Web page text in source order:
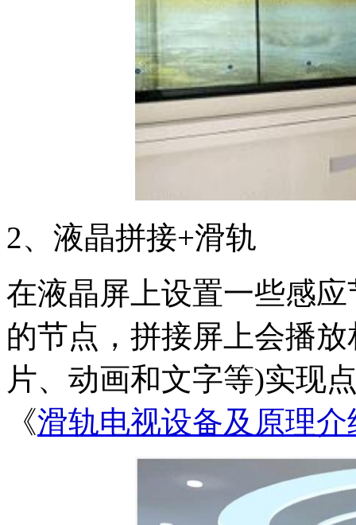
2、液晶拼接+滑轨
在液晶屏上设置一些感
的节点，拼接屏上会播
片、动画和文字等)实现
《滑轨电视设备及原理介